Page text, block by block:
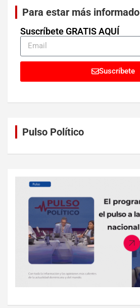
Para estar más informado
Suscríbete GRATIS AQUÍ
Suscríbete
Pulso Político